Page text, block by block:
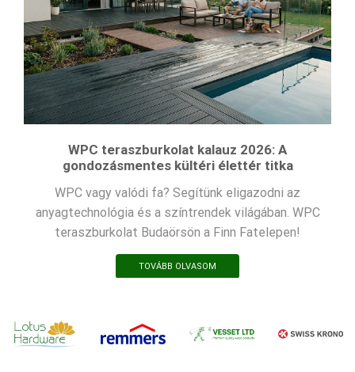
WPC teraszburkolat kalauz 2026: A
gondozásmentes kültéri élettér titka
WPC vagy valódi fa? Segítünk eligazodni az
anyagtechnológia és a színtrendek világában. WPC
teraszburkolat Budaörsön a Finn Fatelepen!
TOVÁBB OLVASOM